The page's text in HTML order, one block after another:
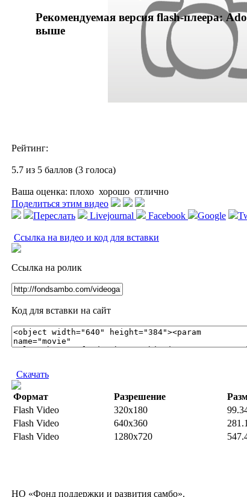
Рекомендуемая версия flash-плеера:
выше
Рейтинг:
5.7 из 5 баллов (3 голоса)
Ваша оценка: плохо хорошо отлично
Поделиться этим видео
Переслать
Livejournal Facebook Google
Ссылка на видео и код для вставки
Ссылка на ролик
Код для вставки на сайт
Скачать
Формат Разрешение
Flash Video
320x180
Flash Video
640x360
Flash Video
1280x720
НО «Фонд поддержки и развития самбо».